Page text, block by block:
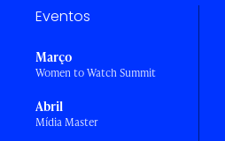
Eventos
Março
Women to Watch Summit
Abril
Mídia Master